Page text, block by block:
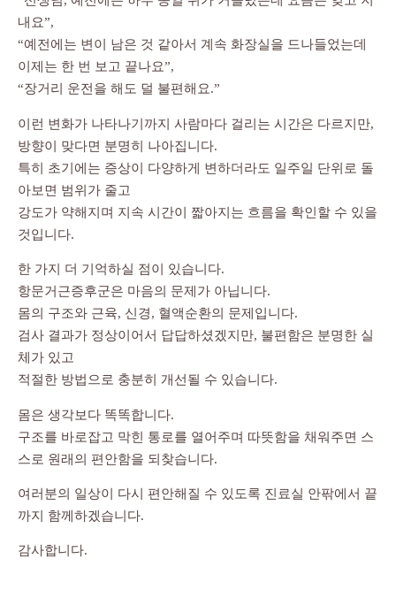
내요”,
“예전에는 변이 남은 것 같아서 계속 화장실을 드나들었는데
이제는 한 번 보고 끝나요”,
“장거리 운전을 해도 덜 불편해요.”
이런 변화가 나타나기까지 사람마다 걸리는 시간은 다르지만,
방향이 맞다면 분명히 나아집니다.
특히 초기에는 증상이 다양하게 변하더라도 일주일 단위로 돌
아보면 범위가 줄고
강도가 약해지며 지속 시간이 짧아지는 흐름을 확인할 수 있을
것입니다.
한 가지 더 기억하실 점이 있습니다.
항문거근증후군은 마음의 문제가 아닙니다.
몸의 구조와 근육, 신경, 혈액순환의 문제입니다.
검사 결과가 정상이어서 답답하셨겠지만, 불편함은 분명한 실
체가 있고
적절한 방법으로 충분히 개선될 수 있습니다.
몸은 생각보다 똑똑합니다.
구조를 바로잡고 막힌 통로를 열어주며 따뜻함을 채워주면 스
스로 원래의 편안함을 되찾습니다.
여러분의 일상이 다시 편안해질 수 있도록 진료실 안팎에서 끝
까지 함께하겠습니다.
감사합니다.